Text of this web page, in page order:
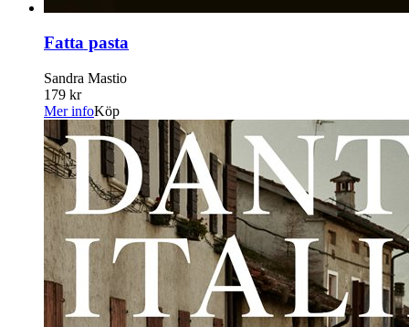
Fatta pasta
Sandra Mastio
179 kr
Mer infoKöp